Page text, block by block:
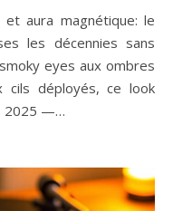
les décennies sans
eyes aux ombres
cils déployés, ce look
2025 —…